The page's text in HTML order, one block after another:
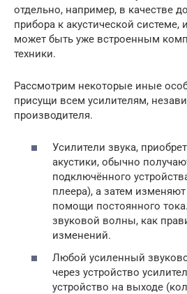
отдельно, например, в качестве
прибора к акустической системе,
может быть уже встроенным
техники.
Рассмотрим некоторые иные
присущи всем усилителям,
производителя.
Усилители звука,
акустики, обычно
подключённого
плеера), а затем
помощи постоянного
звуковой волны, как
изменений.
Любой усиленный
через устройство
устройство на выходе